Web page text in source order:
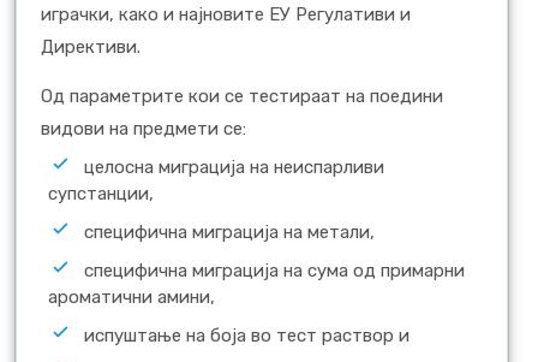
играчки, како и најновите ЕУ Регулативи и
Директиви.
Од параметрите кои се тестираат на поедини
видови на предмети се:
целосна миграција на неиспарливи
супстанции,
специфична миграција на метали,
специфична миграција на сума од примарни
ароматични амини,
испуштање на боја во тест раствор и